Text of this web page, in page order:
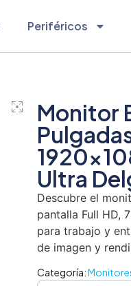
Periféricos
Monitor
Ultra
Descubre el
pantalla Full HD,
para trabajo y
de imagen y
Categoría: